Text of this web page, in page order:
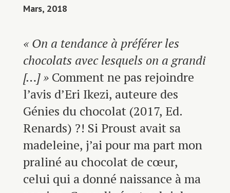
Mars, 2018
« On a tendance à préférer les
chocolats avec lesquels on a grandi
[…] »Comment ne pas rejoindre
l’avis d’Eri Ikezi, auteure des
Génies du chocolat (2017, Ed.
Renards) ?! Si Proust avait sa
madeleine, j’ai pour ma part mon
praliné au chocolat de cœur,
celui qui a donné naissance à ma